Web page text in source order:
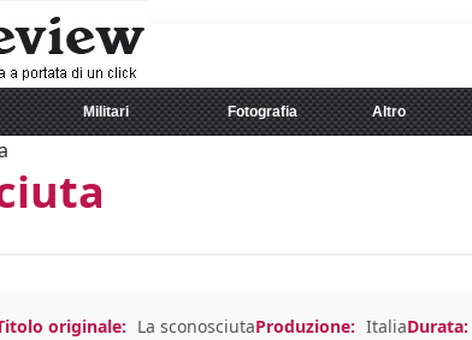
Militari Fotografia Altro
originale: La sconosciutaProduzione: ItaliaDurata: